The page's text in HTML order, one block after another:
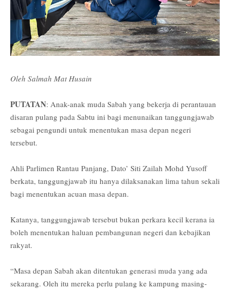
Oleh Salmah Mat Husain
PUTATAN: Anak-anak muda Sabah yang bekerja di perantauan
disaran pulang pada Sabtu ini bagi menunaikan tanggungjawab
sebagai pengundi untuk menentukan masa depan negeri
tersebut.
Ahli Parlimen Rantau Panjang, Dato’ Siti Zailah Mohd Yusoff
berkata, tanggungjawab itu hanya dilaksanakan lima tahun sekali
bagi menentukan acuan masa depan.
Katanya, tanggungjawab tersebut bukan perkara kecil kerana ia
boleh menentukan haluan pembangunan negeri dan kebajikan
rakyat.
“Masa depan Sabah akan ditentukan generasi muda yang ada
sekarang. Oleh itu mereka perlu pulang ke kampung masing-